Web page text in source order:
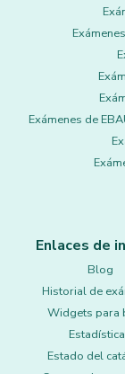
Exámenes de
Enlaces de
Blog
Historial de
Widgets para
Estado del